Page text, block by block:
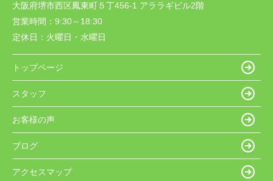
大阪府堺市西区鳳東町５丁456-1 アララギビル2階
営業時間： 9:30～18:30
定休日： 火曜日・水曜日
トップページ
スタッフ
お客様の声
ブログ
アクセスマップ